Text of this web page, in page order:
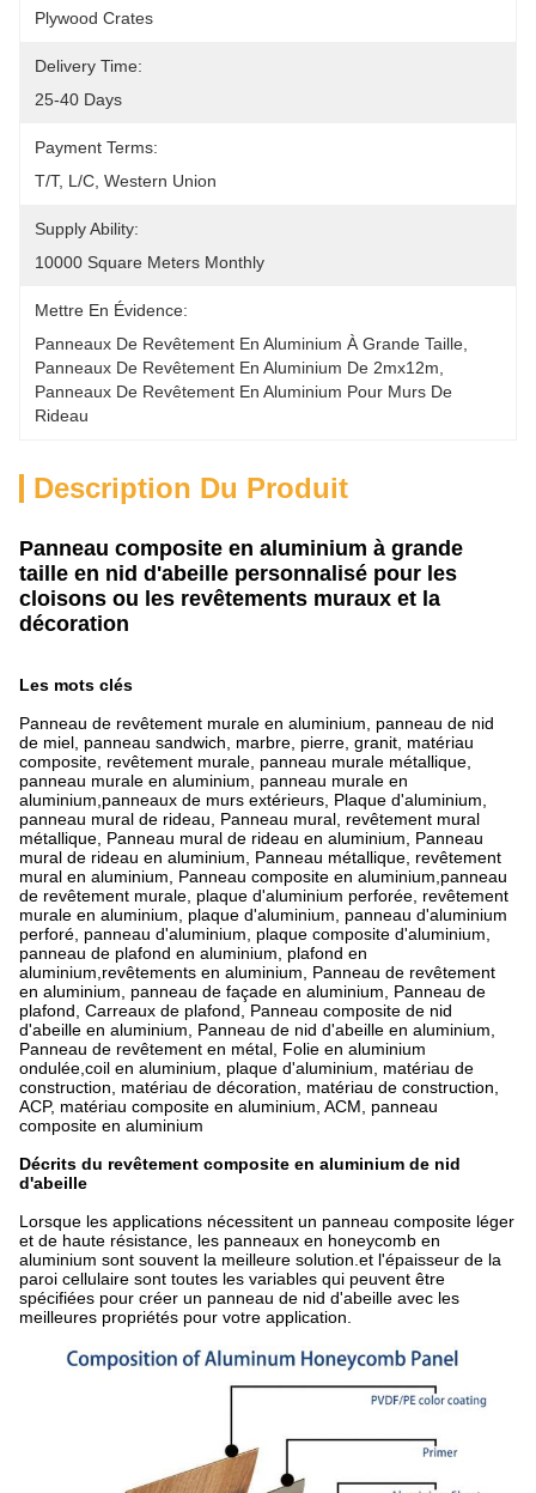
Plywood Crates
Delivery Time:
25-40 Days
Payment Terms:
T/T, L/C, Western Union
Supply Ability:
10000 Square Meters Monthly
Mettre En Évidence:
Panneaux De Revêtement En Aluminium À Grande Taille
Panneaux De Revêtement En Aluminium De 2mx12m
Panneaux De Revêtement En Aluminium Pour Murs De
Rideau
Description Du Produit
Panneau composite en aluminium à grande
taille en nid d'abeille personnalisé pour les
cloisons ou les revêtements muraux et la
décoration
Les mots clés
Panneau de revêtement murale en aluminium, panneau de nid
de miel, panneau sandwich, marbre, pierre, granit, matériau
composite, revêtement murale, panneau murale métallique,
panneau murale en aluminium, panneau murale en
aluminium,panneaux de murs extérieurs, Plaque d'aluminium,
panneau mural de rideau, Panneau mural, revêtement mural
métallique, Panneau mural de rideau en aluminium, Panneau
mural de rideau en aluminium, Panneau métallique, revêtement
mural en aluminium, Panneau composite en aluminium,panneau
de revêtement murale, plaque d'aluminium perforée, revêtement
murale en aluminium, plaque d'aluminium, panneau d'aluminium
perforé, panneau d'aluminium, plaque composite d'aluminium,
panneau de plafond en aluminium, plafond en
aluminium,revêtements en aluminium, Panneau de revêtement
en aluminium, panneau de façade en aluminium, Panneau de
plafond, Carreaux de plafond, Panneau composite de nid
d'abeille en aluminium, Panneau de nid d'abeille en aluminium,
Panneau de revêtement en métal, Folie en aluminium
ondulée,coil en aluminium, plaque d'aluminium, matériau de
construction, matériau de décoration, matériau de construction,
ACP, matériau composite en aluminium, ACM, panneau
composite en aluminium
Décrits du revêtement composite en aluminium de nid
d'abeille
Lorsque les applications nécessitent un panneau composite léger
et de haute résistance, les panneaux en honeycomb en
aluminium sont souvent la meilleure solution.et l'épaisseur de la
paroi cellulaire sont toutes les variables qui peuvent être
spécifiées pour créer un panneau de nid d'abeille avec les
meilleures propriétés pour votre application.